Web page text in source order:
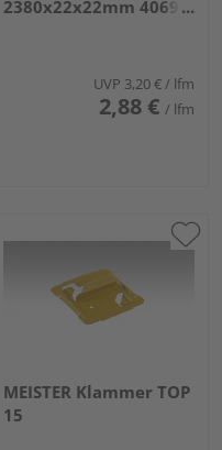
2380x22x22mm 4069
UVP 3,20 €/ lfm
2,88 € / lfm
MEISTER Klammer TOP
15